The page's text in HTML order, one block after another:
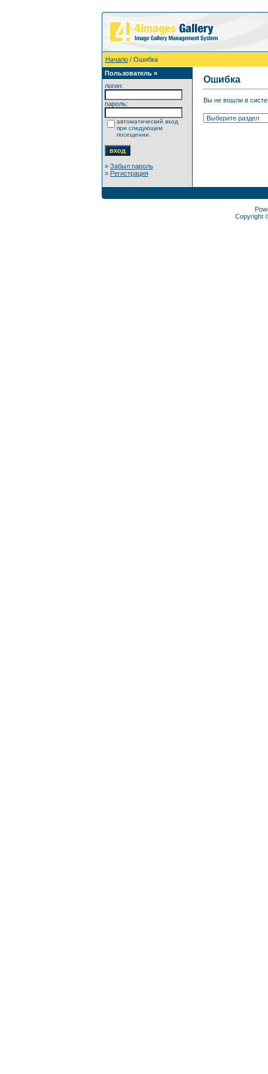
Начало / Ошибка
Пользователь »
логин:
пароль:
автоматический вход
при следующем
посещении.
» Забыл пароль
» Регистрация
Ошибка
Вы не вошли в
Copyright